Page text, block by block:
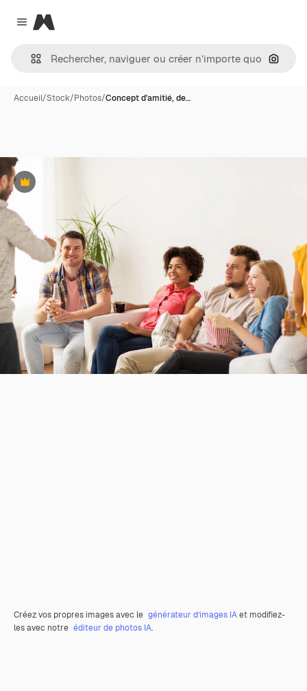
Close menu
Magnific
Accueil/Stock/Photos/Concept d'amitié, de…
Premium
Créez vos propres images avec le générateur d’images IAet modifiez-
les avec notre éditeur de photos IA.